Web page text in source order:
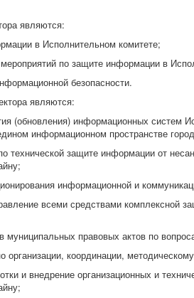
являются:
в Исполнительном комитете;
по защите информации в
безопасности.
являются:
(обновления) информационных систем
информационном пространстве
технической защите информации от
информационной и
всеми средствами комплексной
муниципальных правовых актов по
организации, координации,
и внедрение организационных и